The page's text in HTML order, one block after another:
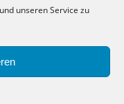
unseren Service zu